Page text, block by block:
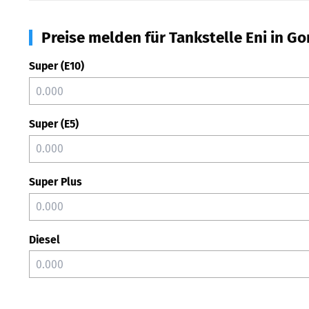
Preise melden für Tankstelle Eni in
Super (E10)
Super (E5)
Super Plus
Diesel